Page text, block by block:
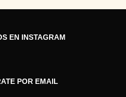
EN INSTAGRAM
POR EMAIL